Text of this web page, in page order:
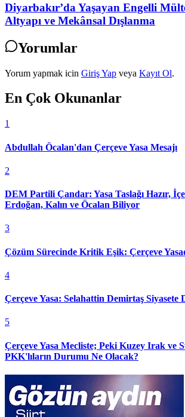
Diyarbakır’da Yaşayan Engelli
Altyapı ve Mekânsal Dışlanma
Yorumlar
Yorum yapmak icin Giriş Yap veya Kayıt Ol.
En Çok Okunanlar
1
Abdullah Öcalan'dan Çerçeve Yasa Mesajı
2
DEM Partili Çandar: Yasa Taslağı Hazır,
Erdoğan, Kalın ve Öcalan Biliyor
3
Çözüm Sürecinde Kritik Eşik: Çerçeve
4
Çerçeve Yasa: Selahattin Demirtaş Siyasete
5
Çerçeve Yasa Mecliste; Peki Kuzey Irak ve
PKK'lıların Durumu Ne Olacak?